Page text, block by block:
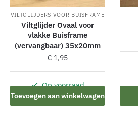
gekozen
worden
op
de
productpagina
VILTGLIJDERS VOOR BUISFRAME
Viltglijder Ovaal voor
vlakke Buisframe
(vervangbaar) 35x20mm
€ 1,95
Op voorraad
Toevoegen aan winkelwagen